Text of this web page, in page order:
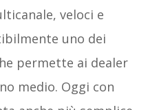
veloci e
uno dei
permette ai dealer
medio. Oggi con